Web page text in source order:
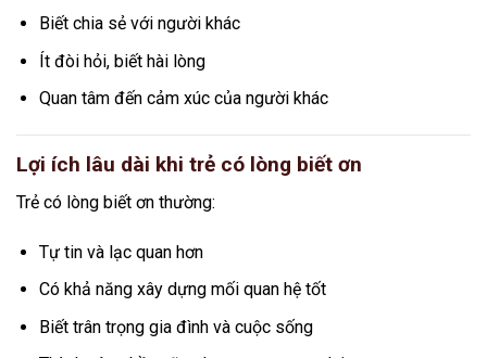
Biết chia sẻ với người khác
Ít đòi hỏi, biết hài lòng
Quan tâm đến cảm xúc của người khác
Lợi ích lâu dài khi trẻ có lòng biết ơn
Trẻ có lòng biết ơn thường:
Tự tin và lạc quan hơn
Có khả năng xây dựng mối quan hệ tốt
Biết trân trọng gia đình và cuộc sống